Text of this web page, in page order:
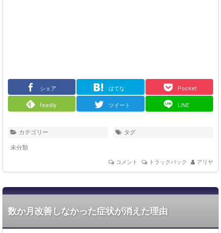
シェア はてな Pocket
feedly ツイート LINE
カテゴリー
未分類
タグ
コメント トラックバック アリヤ
数か月改善しなかった症状が消えた理由